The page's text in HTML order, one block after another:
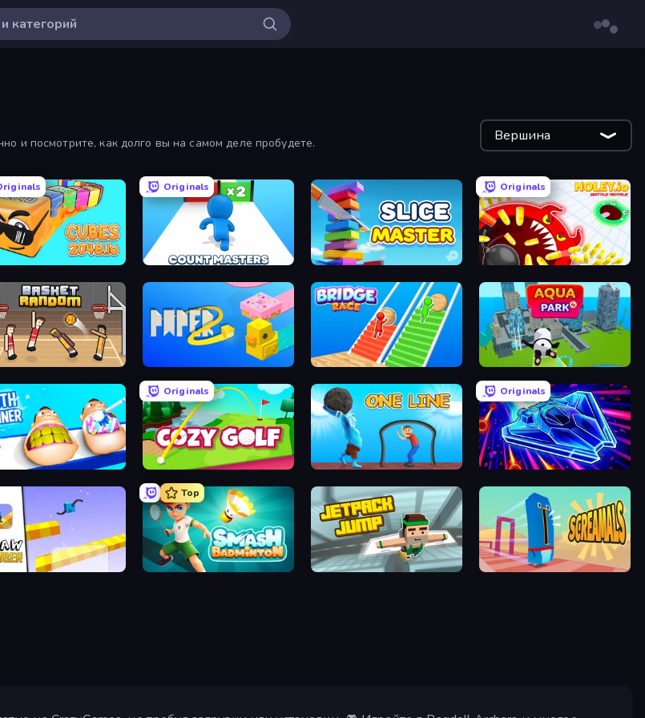
и посмотрите, как долго вы на самом деле пробудете. Вершина
2048.io
Originals
Slice Master
Originals
Holey.io Battle Royale
Random Bridge Race Aquapark.io
Runner
Originals
Cozy Golf One Line
Originals
Stellar Swarm
Climber
Top
Smash Badminton Jetpack Jump Screamals